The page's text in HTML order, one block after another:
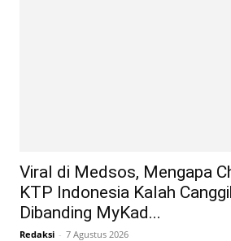
Viral di Medsos, Mengapa
KTP Indonesia Kalah
Dibanding MyKad...
Redaksi - 7 Agustus 2026